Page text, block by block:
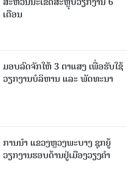
ເດືອນ
ມອບລົດຈັກໃຫ້ 3 ຕາແສງ ເພື່ອຮັບໃຊ້
ວຽກງານບໍລິຫານ ແລະ ພັດທະນາ
ການນຳ ແຂວງຫຼວງພະບາງ ຊຸກຍູ້
ວຽກງານຮອບດ້ານຢູ່ເມືອງວຽງຄໍາ